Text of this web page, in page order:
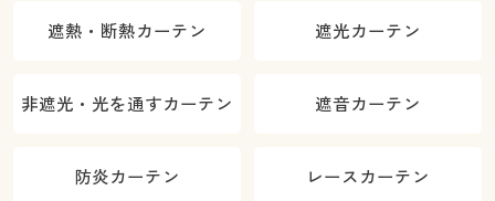
遮熱・断熱カーテン 遮光カーテン
非遮光・光を通すカーテン 遮音カーテン
防炎カーテン レースカーテン